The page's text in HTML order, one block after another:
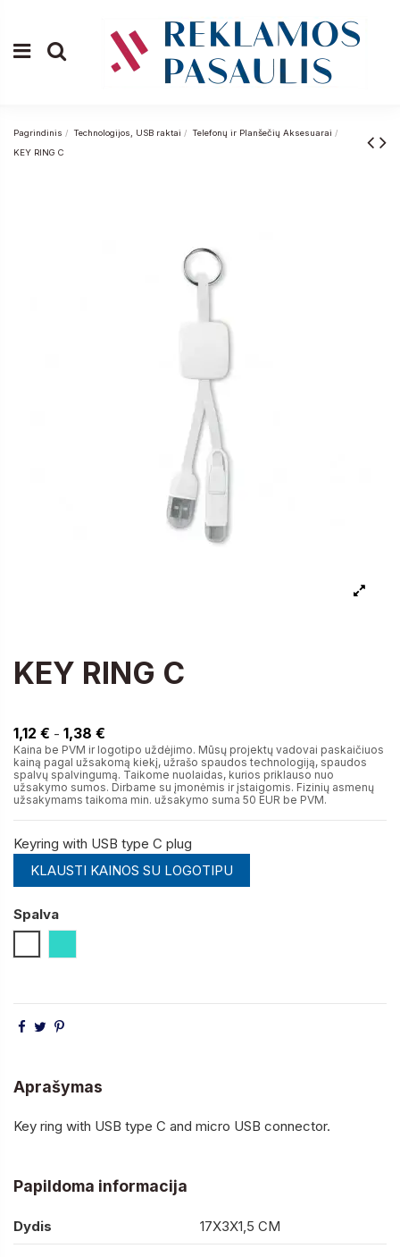
Pagrindinis Technologijos, USB raktai
Telefonų ir Planšečių Aksesuarai
KEY RING C
KEY RING C
1,12 € - 1,38 €
Kaina be PVM ir logotipo uždėjimo. Mūsų projektų vadovai paskaičiuos
kainą pagal užsakomą kiekį, užrašo spaudos technologiją, spaudos
spalvų spalvingumą. Taikome nuolaidas, kurios priklauso nuo
užsakymo sumos. Dirbame su įmonėmis ir įstaigomis. Fizinių asmenų
užsakymams taikoma min. užsakymo suma 50 EUR be PVM.
Keyring with USB type C plug
KLAUSTI KAINOS SU LOGOTIPU
Spalva
Aprašymas
Key ring with USB type C and micro USB connector.
Papildoma informacija
Dydis 17X3X1,5 CM